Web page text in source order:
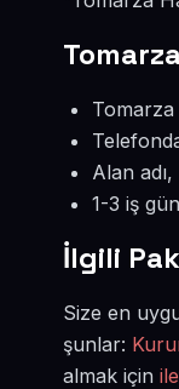
Tomarza
Alan
1-3 iş
İlgili
Size en
şunlar:
almak için